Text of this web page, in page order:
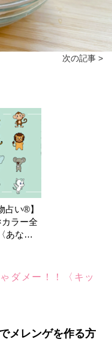
次の記事 >
占い®】
ラー全
あなた
ダメー！！〈キッ
メレンゲを作る方